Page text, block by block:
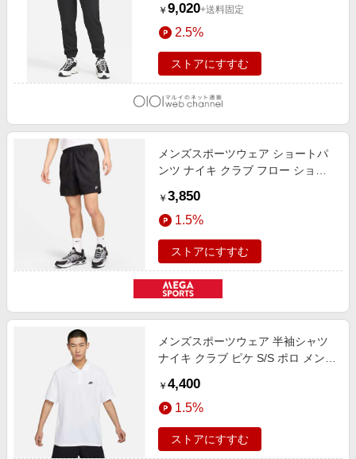
￥ 9,020+送料固定
2.5%
ストアにすすむ
メンズスポーツウェア ショートパ
ンツ ナイキ クラブ フロー ショー
FN3308-010
￥ 3,850
1.5%
ストアにすすむ
メンズスポーツウェア 半袖シャツ
ナイキ クラブ ピケ S/S ポロ メンズ
￥ 4,400
1.5%
ストアにすすむ